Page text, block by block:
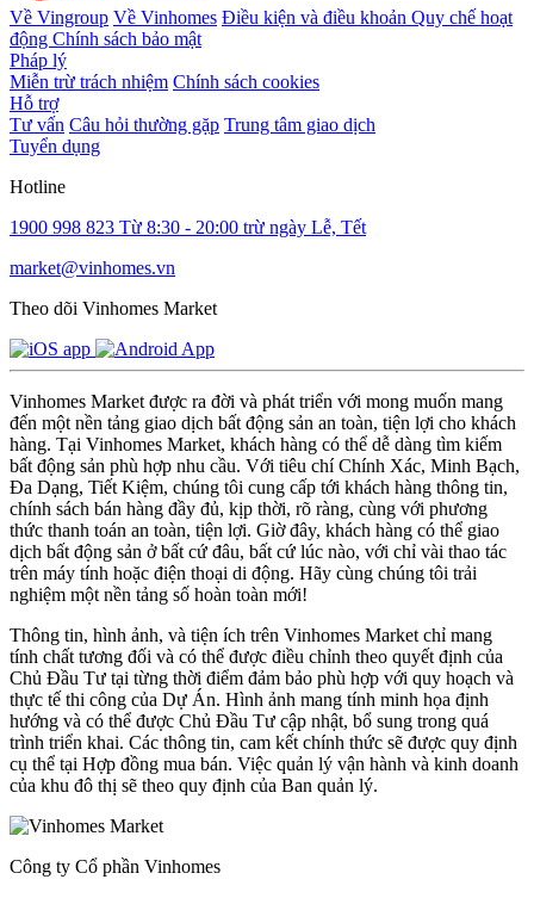
Về Vingroup Về Vinhomes Điều kiện và điều khoản Quy chế hoạt
động Chính sách bảo mật
Pháp lý
Miễn trừ trách nhiệm Chính sách cookies
Hỗ trợ
Tư vấn Câu hỏi thường gặp Trung tâm giao dịch
Tuyển dụng
Hotline
1900 998 823 Từ 8:30 - 20:00 trừ ngày Lễ, Tết
market@vinhomes.vn
Theo dõi Vinhomes Market
Vinhomes Market được ra đời và phát triển với mong muốn mang
đến một nền tảng giao dịch bất động sản an toàn, tiện lợi cho khách
hàng. Tại Vinhomes Market, khách hàng có thể dễ dàng tìm kiếm
bất động sản phù hợp nhu cầu. Với tiêu chí Chính Xác, Minh Bạch,
Đa Dạng, Tiết Kiệm, chúng tôi cung cấp tới khách hàng thông tin,
chính sách bán hàng đầy đủ, kịp thời, rõ ràng, cùng với phương
thức thanh toán an toàn, tiện lợi. Giờ đây, khách hàng có thể giao
dịch bất động sản ở bất cứ đâu, bất cứ lúc nào, với chỉ vài thao tác
trên máy tính hoặc điện thoại di động. Hãy cùng chúng tôi trải
nghiệm một nền tảng số hoàn toàn mới!
Thông tin, hình ảnh, và tiện ích trên Vinhomes Market chỉ mang
tính chất tương đối và có thể được điều chỉnh theo quyết định của
Chủ Đầu Tư tại từng thời điểm đảm bảo phù hợp với quy hoạch và
thực tế thi công của Dự Án. Hình ảnh mang tính minh họa định
hướng và có thể được Chủ Đầu Tư cập nhật, bổ sung trong quá
trình triển khai. Các thông tin, cam kết chính thức sẽ được quy định
cụ thể tại Hợp đồng mua bán. Việc quản lý vận hành và kinh doanh
của khu đô thị sẽ theo quy định của Ban quản lý.
Công ty Cổ phần Vinhomes